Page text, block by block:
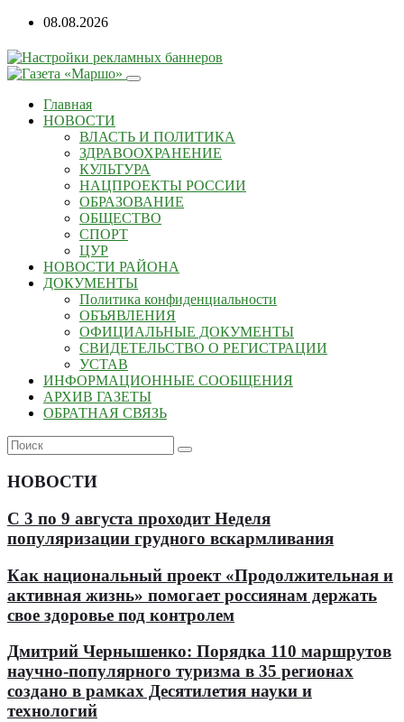
08.08.2026
Главная
НОВОСТИ
ВЛАСТЬ И ПОЛИТИКА
ЗДРАВООХРАНЕНИЕ
КУЛЬТУРА
НАЦПРОЕКТЫ РОССИИ
ОБРАЗОВАНИЕ
ОБЩЕСТВО
СПОРТ
ЦУР
НОВОСТИ РАЙОНА
ДОКУМЕНТЫ
Политика конфиденциальности
ОБЪЯВЛЕНИЯ
ОФИЦИАЛЬНЫЕ ДОКУМЕНТЫ
СВИДЕТЕЛЬСТВО О РЕГИСТРАЦИИ
УСТАВ
ИНФОРМАЦИОННЫЕ СООБЩЕНИЯ
АРХИВ ГАЗЕТЫ
ОБРАТНАЯ СВЯЗЬ
НОВОСТИ
С 3 по 9 августа проходит Неделя
популяризации грудного вскармливания
Как национальный проект «Продолжительная и
активная жизнь» помогает россиянам держать
свое здоровье под контролем
Дмитрий Чернышенко: Порядка 110 маршрутов
научно-популярного туризма в 35 регионах
создано в рамках Десятилетия науки и
технологий